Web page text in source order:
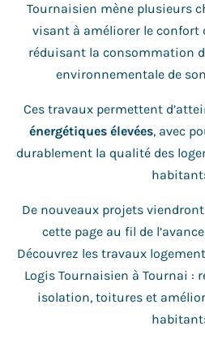
Tournaisien mène plusieurs
visant à améliorer le confort
réduisant la consommation
environnementale de
Ces travaux permettent
énergétiques élevées, avec
durablement la qualité des
De nouveaux projets
cette page au fil de
Découvrez les travaux
Logis Tournaisien à Tournai :
isolation, toitures et